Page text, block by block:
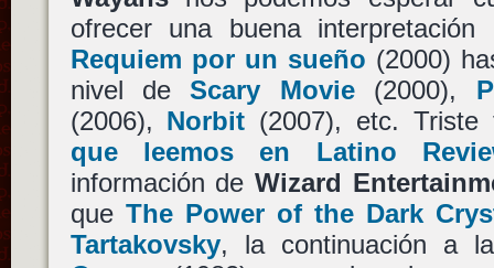
ofrecer una buena
Requiem por un sueño (2000)
nivel deScary Movie(2000),
(2006), Norbit (2007), etc.
que leemos en Latino
información deWizard
que The Power of the Dark
Tartakovsky, la continuación a